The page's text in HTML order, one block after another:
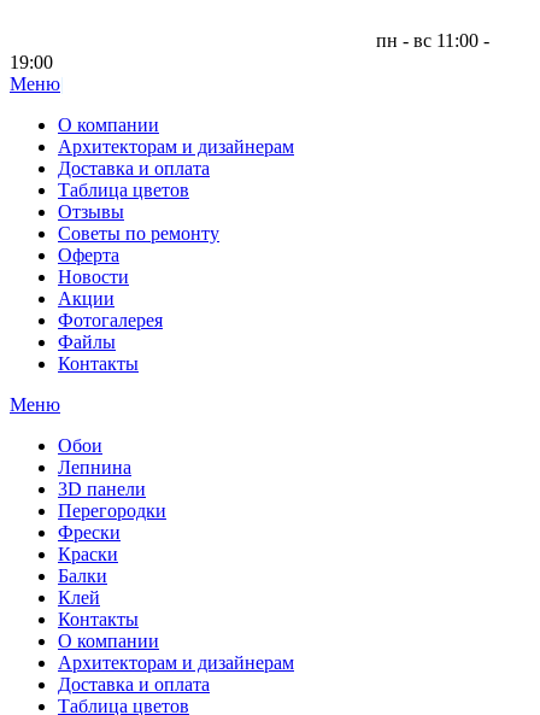
пн - вс 11:00 -
19:00
Меню|
О компании
Архитекторам и дизайнерам
Доставка и оплата
Таблица цветов
Отзывы
Советы по ремонту
Оферта
Новости
Акции
Фотогалерея
Файлы
Контакты
Меню
Обои
Лепнина
3D панели
Перегородки
Фрески
Краски
Балки
Клей
Контакты
О компании
Архитекторам и дизайнерам
Доставка и оплата
Таблица цветов